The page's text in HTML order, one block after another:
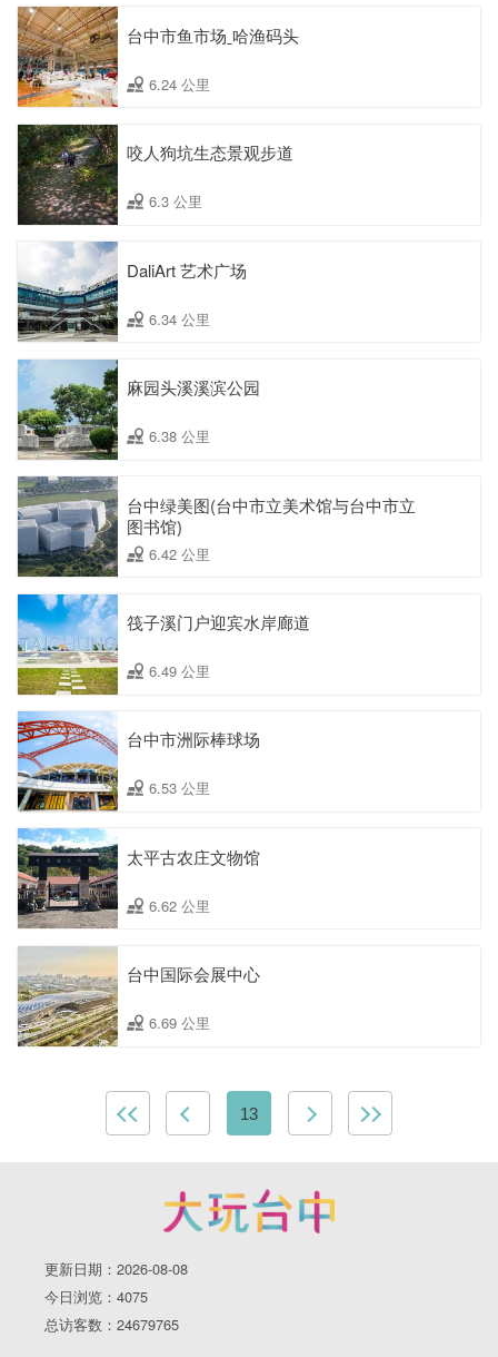
台中市鱼市场ˍ哈渔码头
6.24 公里
咬人狗坑生态景观步道
6.3 公里
DaliArt 艺术广场
6.34 公里
麻园头溪溪滨公园
6.38 公里
台中绿美图(台中市立美术馆与台中市立
图书馆)
6.42 公里
筏子溪门户迎宾水岸廊道
6.49 公里
台中市洲际棒球场
6.53 公里
太平古农庄文物馆
6.62 公里
台中国际会展中心
6.69 公里
13
更新日期：2026-08-08
今日浏览：4075
总访客数：24679765